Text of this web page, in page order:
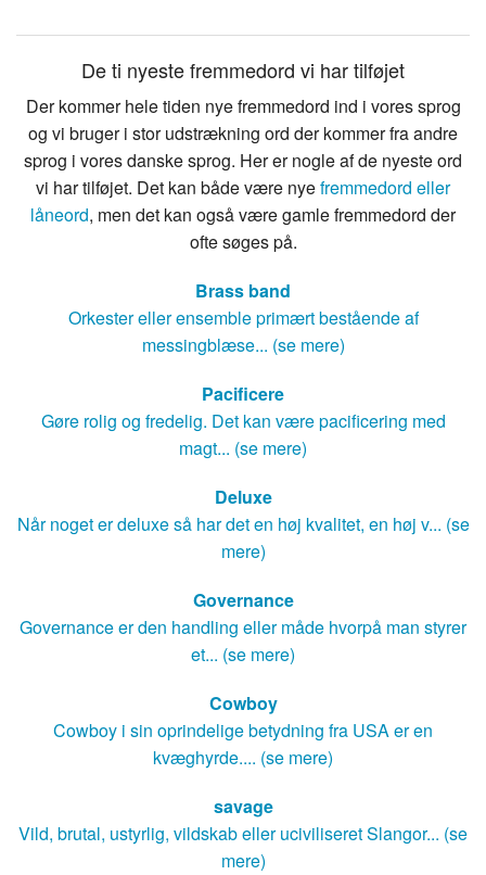
De ti nyeste fremmedord vi har tilføjet
Der kommer hele tiden nye fremmedord ind i vores sprog
og vi bruger i stor udstrækning ord der kommer fra andre
sprog i vores danske sprog. Her er nogle af de nyeste ord
vi har tilføjet. Det kan både være nyefremmedord eller
låneord, men det kan også være gamle fremmedord der
ofte søges på.
Brass band
Orkester eller ensemble primært bestående af
messingblæse... (se mere)
Pacificere
Gøre rolig og fredelig. Det kan være pacificering med
magt... (se mere)
Deluxe
Når noget er deluxe så har det en høj kvalitet, en høj v... (se
mere)
Governance
Governance er den handling eller måde hvorpå man styrer
et... (se mere)
Cowboy
Cowboy i sin oprindelige betydning fra USA er en
kvæghyrde.... (se mere)
savage
Vild, brutal, ustyrlig, vildskab eller uciviliseret Slangor... (se
mere)